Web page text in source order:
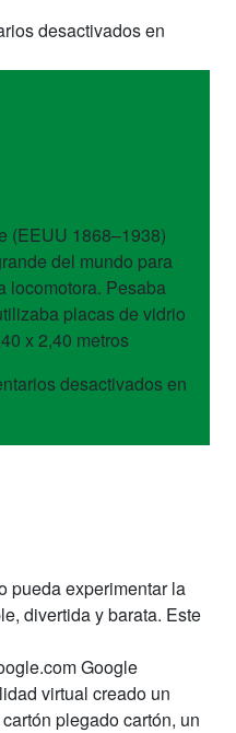
desactivadosen
(EEUU 1868–1938)
del mundo para
locomotora. Pesaba
placas de vidrio
x 2,40 metros
desactivadosen
pueda experimentar la
divertida y barata. Este
Google
virtual creado un
plegado cartón, un